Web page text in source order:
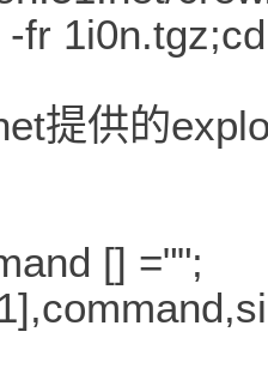
fr
提供的
[] ="";